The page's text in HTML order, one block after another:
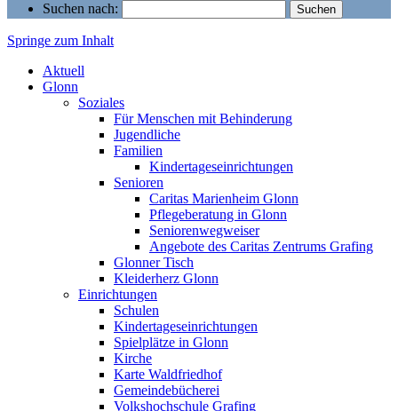
Suchen nach:
Markt Glonn
Springe zum Inhalt
Aktuell
Glonn
Soziales
Für Menschen mit Behinderung
Jugendliche
Familien
Kindertageseinrichtungen
Senioren
Caritas Marienheim Glonn
Pflegeberatung in Glonn
Seniorenwegweiser
Angebote des Caritas Zentrums Grafing
Glonner Tisch
Kleiderherz Glonn
Einrichtungen
Schulen
Kindertageseinrichtungen
Spielplätze in Glonn
Kirche
Karte Waldfriedhof
Gemeindebücherei
Volkshochschule Grafing